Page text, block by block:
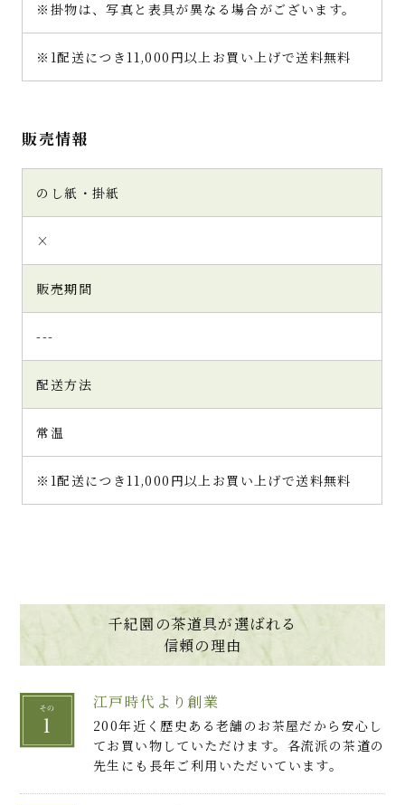
※掛物は、写真と表具が異なる場合がございます。
※1配送につき11,000円以上お買い上げで送料無料
販売情報
のし紙・掛紙
×
販売期間
---
配送方法
常温
※1配送につき11,000円以上お買い上げで送料無料
千紀園の茶道具が選ばれる
信頼の理由
江戸時代より創業
200年近く歴史ある老舗のお茶屋だから安心し
てお買い物していただけます。各流派の茶道の
先生にも長年ご利用いただいています。